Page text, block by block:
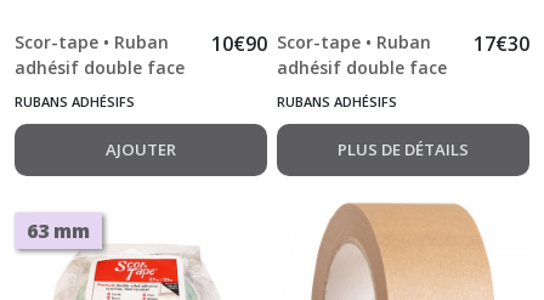
Scor-tape • Ruban
adhésif double face
12.7 mm x 24,5 m
1/2"
10€90
RUBANS ADHÉSIFS
AJOUTER
Scor-tape • Ruban
adhésif double face
LARGE 25 mm x 24,5
m 1"
17€30
RUBANS ADHÉSIFS
PLUS DE DÉTAILS
63 mm